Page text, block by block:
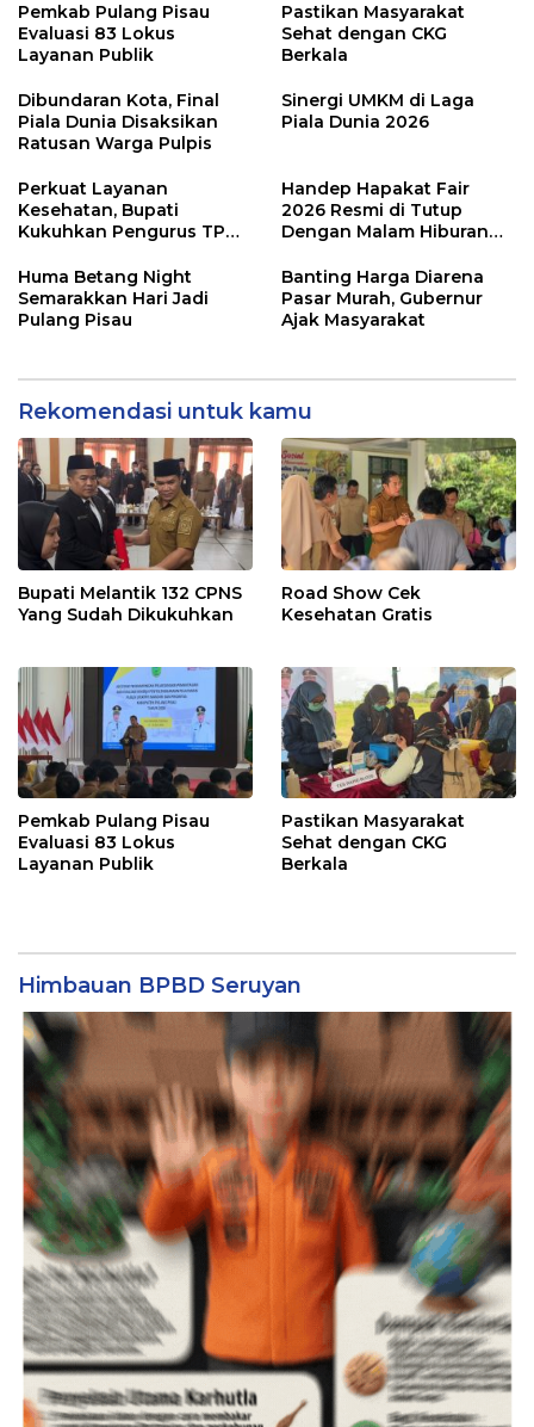
Pemkab Pulang Pisau
Evaluasi 83 Lokus
Layanan Publik
Pastikan Masyarakat
Sehat dengan CKG
Berkala
Dibundaran Kota, Final
Piala Dunia Disaksikan
Ratusan Warga Pulpis
Sinergi UMKM di Laga
Piala Dunia 2026
Perkuat Layanan
Kesehatan, Bupati
Kukuhkan Pengurus TP
Handep Hapakat Fair
2026 Resmi di Tutup
Dengan Malam Hiburan
Huma Betang Night
Semarakkan Hari Jadi
Pulang Pisau
Banting Harga Diarena
Pasar Murah, Gubernur
Ajak Masyarakat
Rekomendasi untuk kamu
Bupati Melantik 132 CPNS
Yang Sudah Dikukuhkan
Road Show Cek
Kesehatan Gratis
Pemkab Pulang Pisau
Evaluasi 83 Lokus
Layanan Publik
Pastikan Masyarakat
Sehat dengan CKG
Berkala
Himbauan BPBD Seruyan